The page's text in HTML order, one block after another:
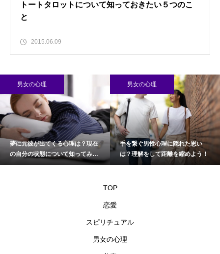
トートタロットについて知っておきたい５つのこ
と
2015.06.09
男女の心理
夢に元彼が出てくる心理は？現在
の自分の状態について知ってみよ
う
男女の心理
手を繋ぐ男性心理に隠れた思い
は？理解をして距離を縮めよう！
TOP
恋愛
スピリチュアル
男女の心理